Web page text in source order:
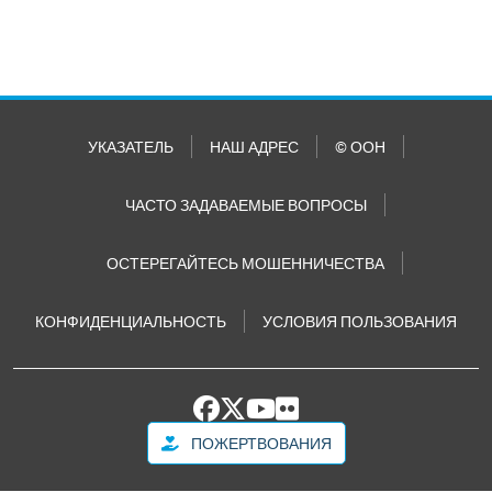
УКАЗАТЕЛЬ НАШ АДРЕС © ООН
ЧАСТО ЗАДАВАЕМЫЕ ВОПРОСЫ
ОСТЕРЕГАЙТЕСЬ МОШЕННИЧЕСТВА
КОНФИДЕНЦИАЛЬНОСТЬ УСЛОВИЯ ПОЛЬЗОВАНИЯ
ПОЖЕРТВОВАНИЯ